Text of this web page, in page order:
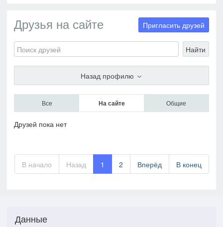
SPR
На профиль
В друзья Фото Видео Написать сообщение
Друзья на сайте
Найти
Пригласить друзей
Назад профилю
Все На сайте Общие
Друзей пока нет
В начало Назад 1 2 Вперёд В конец
Данные